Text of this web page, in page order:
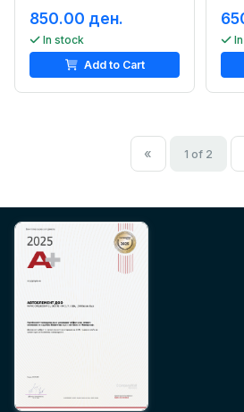
850.00 ден.
In stock
Add to Cart
« 1 of 2